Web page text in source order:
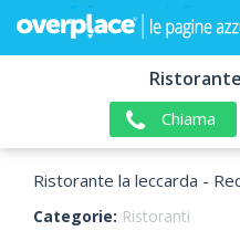
Chiama
Ristorante la leccarda -
Categorie: Ristoranti